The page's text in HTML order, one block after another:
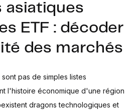
asiatiques
ETF : décoder
des marchés
pas de simples listes
l'histoire économique d'une région
dragons technologiques et